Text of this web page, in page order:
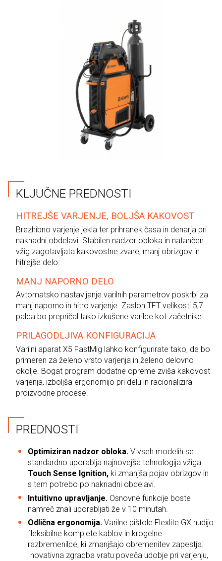
KLJUČNE PREDNOSTI
HITREJŠE VARJENJE, BOLJŠA KAKOVOST
Brezhibno varjenje jekla ter prihranek časa in denarja pri
naknadni obdelavi. Stabilen nadzor obloka in natančen
vžig zagotavljata kakovostne zvare, manj obrizgov in
hitrejše delo.
MANJ NAPORNO DELO
Avtomatsko nastavljanje varilnih parametrov poskrbi za
manj naporno in hitro varjenje. Zaslon TFT velikosti 5,7
palca bo prepričal tako izkušene varilce kot začetnike.
PRILAGODLJIVA KONFIGURACIJA
Varilni aparat X5 FastMig lahko konfigurirate tako, da bo
primeren za želeno vrsto varjenja in želeno delovno
okolje. Bogat program dodatne opreme zviša kakovost
varjenja, izboljša ergonomijo pri delu in racionalizira
proizvodne procese.
PREDNOSTI
Optimiziran nadzor obloka. V vseh modelih se
standardno uporablja najnovejša tehnologija vžiga
Touch Sense Ignition, ki zmanjša pojav obrizgov in
s tem potrebo po naknadni obdelavi.
Intuitivno upravljanje. Osnovne funkcije boste
namreč znali uporabljati že v 10 minutah.
Odlična ergonomija. Varilne pištole Flexlite GX nudijo
fleksibilne komplete kablov in krogelne
razbremenilce, ki zmanjšajo obremenitev zapestja.
Inovativna zgradba vratu poveča udobje pri varjenju,